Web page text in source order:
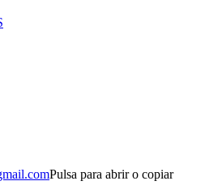
Pulsa para abrir o copiar